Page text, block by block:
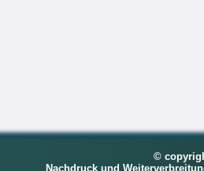
©
Nachdruck und